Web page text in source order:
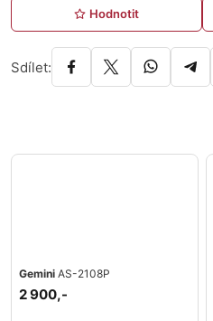
Hodnotit
Sdílet:
Gemini AS-2108P
2 900,-